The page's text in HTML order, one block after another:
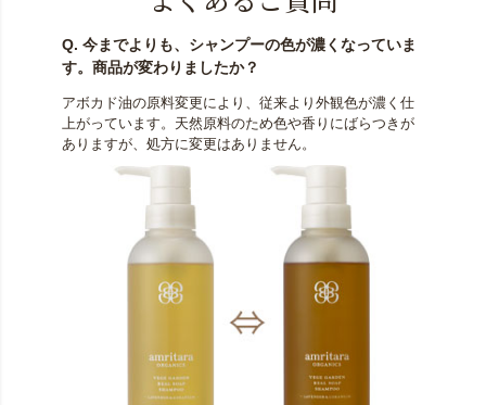
Q. 今までよりも、シャンプーの色が濃くなっていま
す。商品が変わりましたか？
アボカド油の原料変更により、従来より外観色が濃く仕
上がっています。天然原料のため色や香りにばらつきが
ありますが、処方に変更はありません。